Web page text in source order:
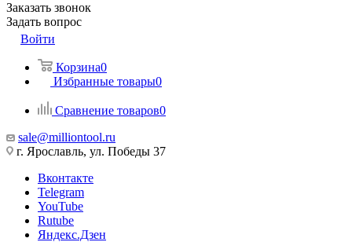
Заказать звонок
Задать вопрос
Войти
Корзина0
Избранные товары0
Сравнение товаров0
sale@milliontool.ru
г. Ярославль, ул. Победы 37
Вконтакте
Telegram
YouTube
Rutube
Яндекс.Дзен